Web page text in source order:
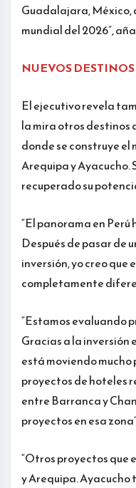
Guadalajara, México,
mundial del 2026”,
NUEVOS DESTINOS
El ejecutivo revela
la mira otros destinos
donde se construye el
Arequipa y Ayacucho.
recuperado su
“El panorama en
Después de pasar de
inversión, yo creo que
completamente
“Estamos evaluando
Gracias a la inversión
está moviendo mucho
proyectos de hoteles
entre Barranca y
proyectos en esa
“Otros proyectos que
y Arequipa.